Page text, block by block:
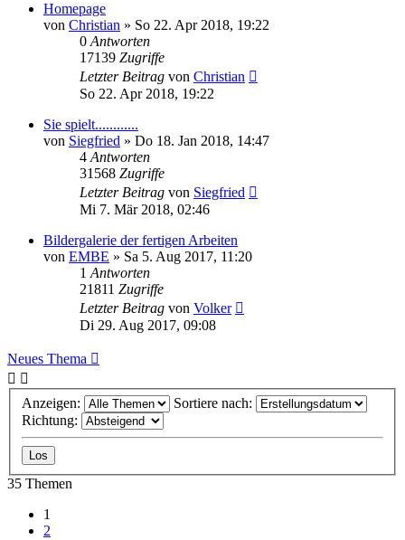
Homepage
von Christian » So 22. Apr 2018, 19:22
0Antworten
17139 Zugriffe
Letzter Beitrag von Christian
So 22. Apr 2018, 19:22
Sie spielt............
von Siegfried » Do 18. Jan 2018, 14:47
4Antworten
31568 Zugriffe
Letzter Beitrag von Siegfried
Mi 7. Mär 2018, 02:46
Bildergalerie der fertigen Arbeiten
von EMBE » Sa 5. Aug 2017, 11:20
1Antworten
21811 Zugriffe
Letzter Beitrag von Volker
Di 29. Aug 2017, 09:08
Neues Thema
Anzeigen:
Sortiere nach:
Richtung:
35 Themen
1
2